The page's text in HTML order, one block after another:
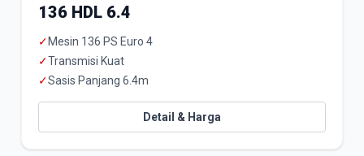
136 HDL 6.4
✓ Mesin 136 PS Euro 4
✓Transmisi Kuat
✓Sasis Panjang 6.4m
Detail & Harga